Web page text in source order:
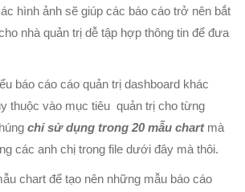
hình ảnh sẽ giúp các báo cáo trở nên bắt
nhà quản trị dễ tập hợp thông tin để đưa
báo cáo cáo quản trị dashboard khác
thuộc vào mục tiêu quản trị cho từng
chỉ sử dụng trong 20 mẫu chartmà
các anh chị trong file dưới đây mà thôi.
chart để tạo nên những mẫu báo cáo